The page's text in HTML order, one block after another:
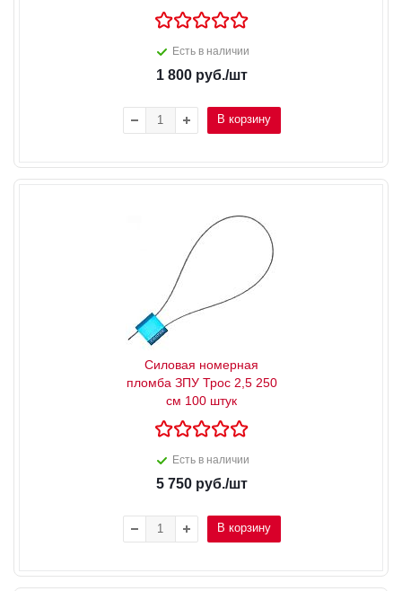
Есть в наличии
1 800руб./шт
В корзину
Силовая номерная
пломба ЗПУ Трос 2,5 250
см 100 штук
Есть в наличии
5 750руб./шт
В корзину